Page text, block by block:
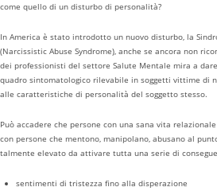
come quello di un disturbo di personalità?
In America è stato introdotto un nuovo disturbo, la
(Narcissistic Abuse Syndrome), anche se ancora non
dei professionisti del settore Salute Mentale mira a
quadro sintomatologico rilevabile in soggetti vittime di
alle caratteristiche di personalità del soggetto stesso.
Può accadere che persone con una sana vita
con persone che mentono, manipolano, abusano al
talmente elevato da attivare tutta una serie di
sentimenti di tristezza fino alla disperazione